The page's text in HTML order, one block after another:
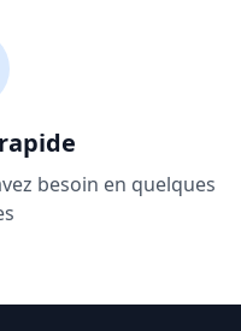
besoin en quelques